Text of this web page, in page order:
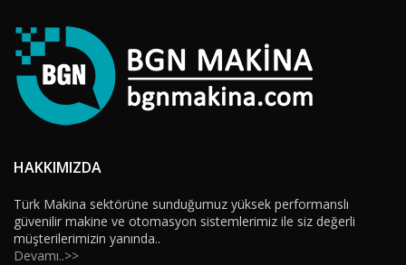
HAKKIMIZDA
Türk Makina sektörüne sunduğumuz yüksek performanslı
güvenilir makine ve otomasyon sistemlerimiz ile siz değerli
müşterilerimizin yanında..
Devamı..>>